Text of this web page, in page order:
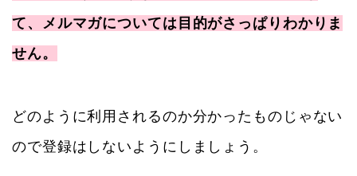
て、メルマガについては目的がさっぱりわかりま
せん。
どのように利用されるのか分かったものじゃない
ので登録はしないようにしましょう。